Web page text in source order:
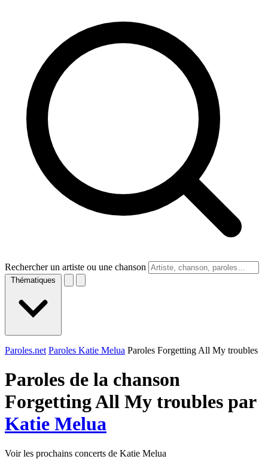
Rechercher un artiste ou une chanson
Thématiques
Paroles.net Paroles Katie Melua Paroles Forgetting All My troubles
Paroles de la chanson
Forgetting All My troubles par
Katie Melua
Voir les prochains concerts de Katie Melua